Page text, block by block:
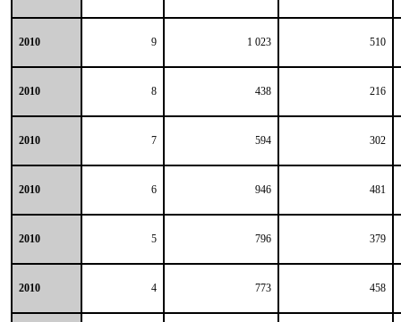
2010 9 1 023 510
2010 8 438 216
2010 7 594 302
2010 6 946 481
2010 5 796 379
2010 4 773 458